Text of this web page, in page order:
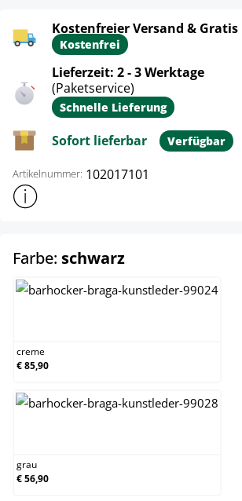
Kostenfreier Versand & Gratis
Kostenfrei
Lieferzeit: 2 - 3 Werktage
(Paketservice)
Schnelle Lieferung
Sofort lieferbar Verfügbar
Artikelnummer: 102017101
Weitere Produktinformationen anzeigen
Farbe: schwarzauswählen
creme
€ 85,90
grau
€ 56,90